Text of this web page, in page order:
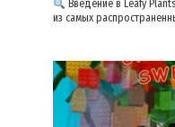
Введение в Leafy
из самых